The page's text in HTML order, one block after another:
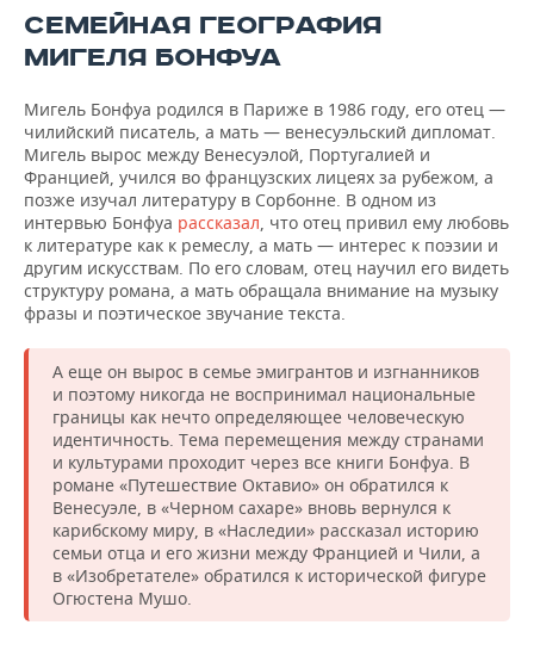
СЕМЕЙНАЯ ГЕОГРАФИЯ
МИГЕЛЯ БОНФУА
Мигель Бонфуа родился в Париже в 1986 году, его отец —
чилийский писатель, а мать — венесуэльский дипломат.
Мигель вырос между Венесуэлой, Португалией и
Францией, учился во французских лицеях за рубежом, а
позже изучал литературу в Сорбонне. В одном из
интервью Бонфуа рассказал, что отец привил ему любовь
к литературе как к ремеслу, а мать — интерес к поэзии и
другим искусствам. По его словам, отец научил его видеть
структуру романа, а мать обращала внимание на музыку
фразы и поэтическое звучание текста.
А еще он вырос в семье эмигрантов и изгнанников
и поэтому никогда не воспринимал национальные
границы как нечто определяющее человеческую
идентичность. Тема перемещения между странами
и культурами проходит через все книги Бонфуа. В
романе «Путешествие Октавио» он обратился к
Венесуэле, в «Черном сахаре» вновь вернулся к
карибскому миру, в «Наследии» рассказал историю
семьи отца и его жизни между Францией и Чили, а
в «Изобретателе» обратился к исторической фигуре
Огюстена Мушо.